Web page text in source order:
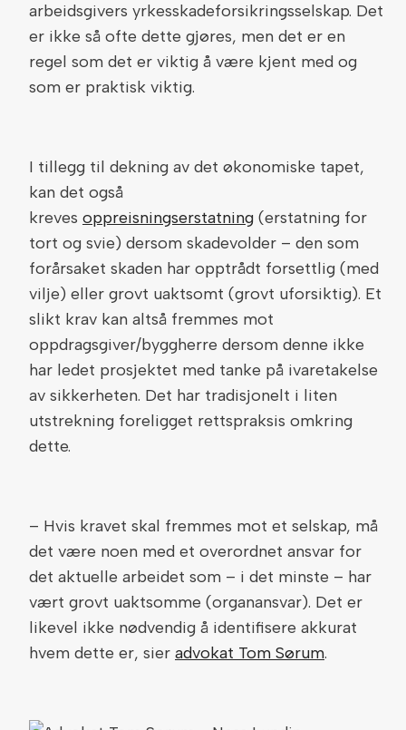
arbeidsgivers yrkesskadeforsikringsselskap. Det
er ikke så ofte dette gjøres, men det er en
regel som det er viktig å være kjent med og
som er praktisk viktig.
I tillegg til dekning av det økonomiske tapet,
kan det også
kreves oppreisningserstatning (erstatning for
tort og svie) dersom skadevolder – den som
forårsaket skaden har opptrådt forsettlig (med
vilje) eller grovt uaktsomt (grovt uforsiktig). Et
slikt krav kan altså fremmes mot
oppdragsgiver/byggherre dersom denne ikke
har ledet prosjektet med tanke på ivaretakelse
av sikkerheten. Det har tradisjonelt i liten
utstrekning foreligget rettspraksis omkring
dette.
– Hvis kravet skal fremmes mot et selskap, må
det være noen med et overordnet ansvar for
det aktuelle arbeidet som – i det minste – har
vært grovt uaktsomme (organansvar). Det er
likevel ikke nødvendig å identifisere akkurat
hvem dette er, sier advokat Tom Sørum.